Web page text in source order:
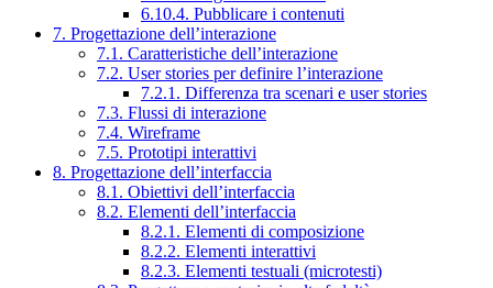
6.10.4. Pubblicare i contenuti
7. Progettazione dell’interazione
7.1. Caratteristiche dell’interazione
7.2. User stories per definire l’interazione
7.2.1. Differenza tra scenari e user stories
7.3. Flussi di interazione
7.4. Wireframe
7.5. Prototipi interattivi
8. Progettazione dell’interfaccia
8.1. Obiettivi dell’interfaccia
8.2. Elementi dell’interfaccia
8.2.1. Elementi di composizione
8.2.2. Elementi interattivi
8.2.3. Elementi testuali (microtesti)